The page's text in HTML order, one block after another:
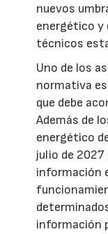
nuevos
energético y
técnicos
Uno de los
normativa
que debe
Además de
energético
julio de
información
información